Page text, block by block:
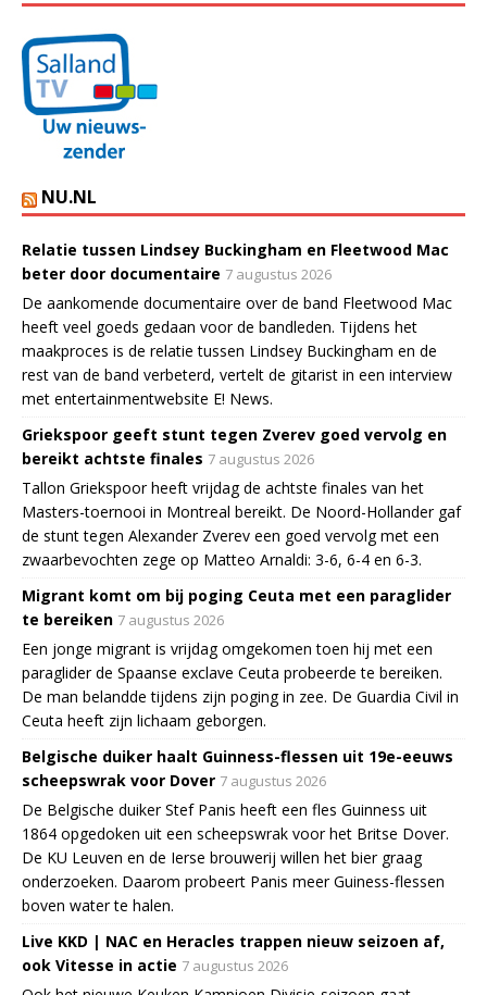
NU.NL
Relatie tussen Lindsey Buckingham en Fleetwood Mac
beter door documentaire 7 augustus 2026
De aankomende documentaire over de band Fleetwood Mac
heeft veel goeds gedaan voor de bandleden. Tijdens het
maakproces is de relatie tussen Lindsey Buckingham en de
rest van de band verbeterd, vertelt de gitarist in een interview
met entertainmentwebsite E! News.
Griekspoor geeft stunt tegen Zverev goed vervolg en
bereikt achtste finales 7 augustus 2026
Tallon Griekspoor heeft vrijdag de achtste finales van het
Masters-toernooi in Montreal bereikt. De Noord-Hollander gaf
de stunt tegen Alexander Zverev een goed vervolg met een
zwaarbevochten zege op Matteo Arnaldi: 3-6, 6-4 en 6-3.
Migrant komt om bij poging Ceuta met een paraglider
te bereiken 7 augustus 2026
Een jonge migrant is vrijdag omgekomen toen hij met een
paraglider de Spaanse exclave Ceuta probeerde te bereiken.
De man belandde tijdens zijn poging in zee. De Guardia Civil in
Ceuta heeft zijn lichaam geborgen.
Belgische duiker haalt Guinness-flessen uit 19e-eeuws
scheepswrak voor Dover 7 augustus 2026
De Belgische duiker Stef Panis heeft een fles Guinness uit
1864 opgedoken uit een scheepswrak voor het Britse Dover.
De KU Leuven en de Ierse brouwerij willen het bier graag
onderzoeken. Daarom probeert Panis meer Guiness-flessen
boven water te halen.
Live KKD | NAC en Heracles trappen nieuw seizoen af,
ook Vitesse in actie 7 augustus 2026